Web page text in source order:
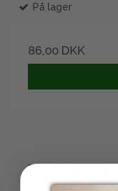
På lager
86,00 DKK